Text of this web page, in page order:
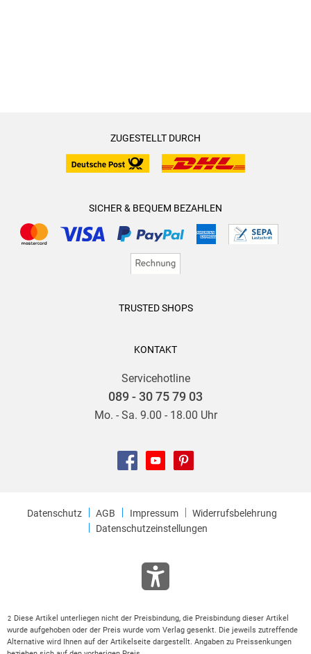
ZUGESTELLT DURCH
SICHER & BEQUEM BEZAHLEN
TRUSTED SHOPS
KONTAKT
Servicehotline
089 - 30 75 79 03
Mo. - Sa. 9.00 - 18.00 Uhr
Datenschutz AGB Impressum
Widerrufsbelehrung
Datenschutzeinstellungen
2
Diese Artikel unterliegen nicht der Preisbindung, die Preisbindung dieser Artikel
wurde aufgehoben oder der Preis wurde vom Verlag gesenkt. Die jeweils zutreffende
Alternative wird Ihnen auf der Artikelseite dargestellt. Angaben zu Preissenkungen